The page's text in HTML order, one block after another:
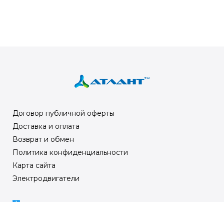
Договор публичной оферты
Доставка и оплата
Возврат и обмен
Политика конфиденциальности
Карта сайта
Электродвигатели